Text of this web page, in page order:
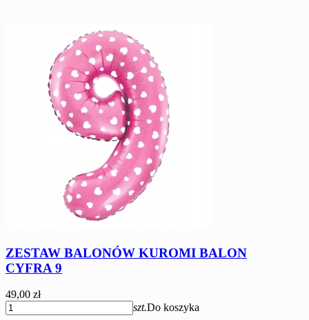
ZESTAW BALONÓW KUROMI BALON
CYFRA 9
49,00 zł
szt.Do koszyka